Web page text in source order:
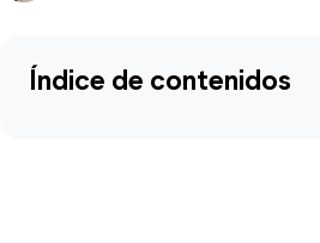
Índice de contenidos